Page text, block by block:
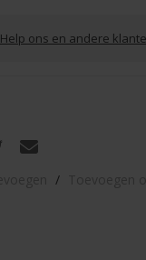
Help ons en andere
/